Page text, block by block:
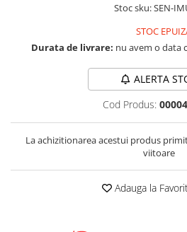
RS-485
RTC
Stoc sku: SEN-
STOC
Durata de livrare: nu avem o data
ALERTA
Cod Produs:
La achizitionarea acestui produs
viitoare
Adauga la